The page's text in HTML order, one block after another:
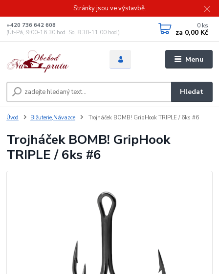
Stránky jsou ve výstavbě.
Menu
Hledat
+420 736 642 608
(Út-Pá, 9:00-16.30 hod. So, 8.30-11:00 hod.)
0 ks
za 0,00 Kč
Úvod Bižuterie,Návazce Trojháček BOMB! GripHook TRIPLE / 6ks #6
Trojháček BOMB! GripHook
TRIPLE / 6ks #6